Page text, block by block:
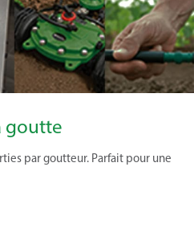
goutte
par goutteur. Parfait pour une